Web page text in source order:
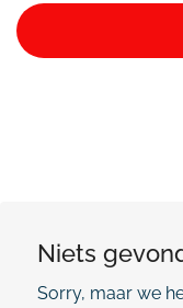
Niets
Sorry, maar we